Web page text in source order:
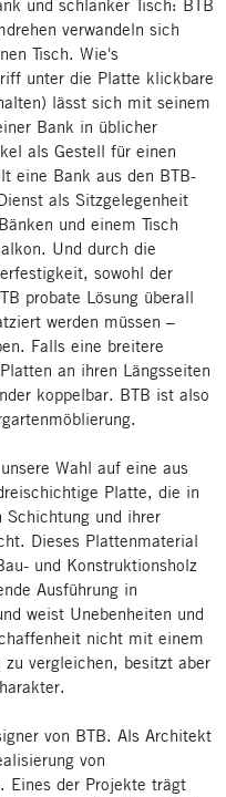
und schlanker Tisch: BTB
verwandeln sich
Tisch. Wie's
unter die Platte klickbare
lässt sich mit seinem
Bank in üblicher
als Gestell für einen
eine Bank aus den BTB-
als Sitzgelegenheit
und einem Tisch
Und durch die
sowohl der
probate Lösung überall
werden müssen –
Falls eine breitere
an ihren Längsseiten
koppelbar. BTB ist also
Wahl auf eine aus
Platte, die in
Schichtung und ihrer
Dieses Plattenmaterial
und Konstruktionsholz
Ausführung in
weist Unebenheiten und
nicht mit einem
vergleichen, besitzt aber
von BTB. Als Architekt
von
Eines der Projekte trägt